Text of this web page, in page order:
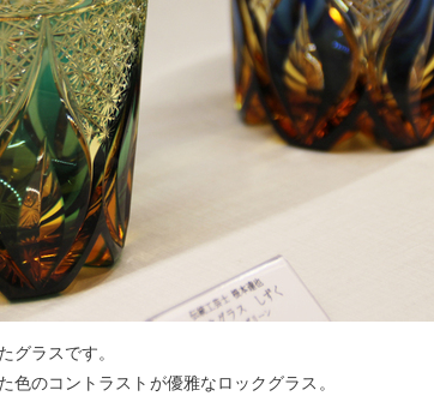
グラスです。
のコントラストが優雅なロックグラス。